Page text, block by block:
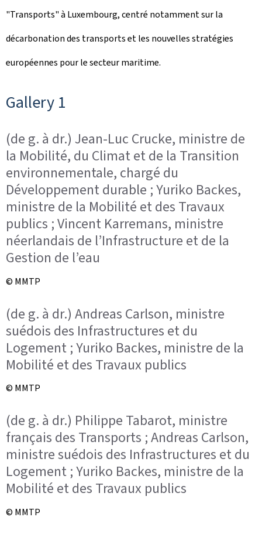
e
"Transports" à Luxembourg, centré notamment sur la
décarbonation des transports et les nouvelles stratégies
européennes pour le secteur maritime.
Gallery 1
(de g. à dr.) Jean-Luc Crucke, ministre de
la Mobilité, du Climat et de la Transition
environnementale, chargé du
Développement durable ; Yuriko Backes,
ministre de la Mobilité et des Travaux
publics ; Vincent Karremans, ministre
néerlandais de l’Infrastructure et de la
Gestion de l’eau
© MMTP
(de g. à dr.) Andreas Carlson, ministre
suédois des Infrastructures et du
Logement ; Yuriko Backes, ministre de la
Mobilité et des Travaux publics
© MMTP
(de g. à dr.) Philippe Tabarot, ministre
français des Transports ; Andreas Carlson,
ministre suédois des Infrastructures et du
Logement ; Yuriko Backes, ministre de la
Mobilité et des Travaux publics
© MMTP